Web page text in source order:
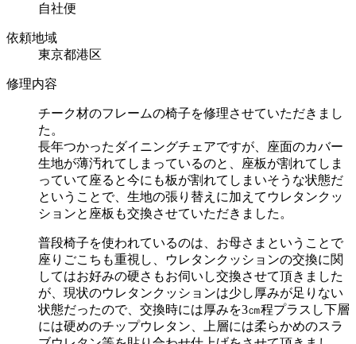
自社便
依頼地域
東京都港区
修理内容
チーク材のフレームの椅子を修理させていただきまし
た。
長年つかったダイニングチェアですが、座面のカバー
生地が薄汚れてしまっているのと、座板が割れてしま
っていて座ると今にも板が割れてしまいそうな状態だ
ということで、生地の張り替えに加えてウレタンクッ
ションと座板も交換させていただきました。
普段椅子を使われているのは、お母さまということで
座りごこちも重視し、ウレタンクッションの交換に関
してはお好みの硬さもお伺いし交換させて頂きました
が、現状のウレタンクッションは少し厚みが足りない
状態だったので、交換時には厚みを3㎝程プラスし下層
には硬めのチップウレタン、上層には柔らかめのスラ